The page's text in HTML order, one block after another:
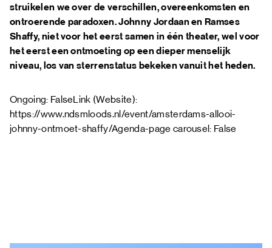
struikelen we over de verschillen, overeenkomsten en
ontroerende paradoxen. Johnny Jordaan en Ramses
Shaffy, niet voor het eerst samen in één theater, wel voor
het eerst een ontmoeting op een dieper menselijk
niveau, los van sterrenstatus bekeken vanuit het heden.
Ongoing: FalseLink (Website):
https://www.ndsmloods.nl/event/amsterdams-allooi-
johnny-ontmoet-shaffy/Agenda-page carousel: False